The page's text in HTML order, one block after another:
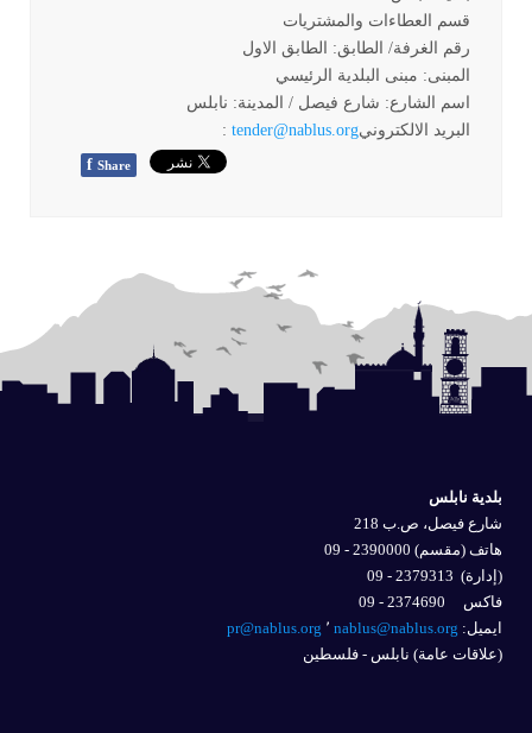
قسم العطاءات والمشتريات
رقم الغرفة/ الطابق: الطابق الاول
المبنى: مبنى البلدية الرئيسي
اسم الشارع: شارع فيصل / المدينة: نابلس
البريد الالكتروني
: tender@nablus.org
f Share
بلدية نابلس
شارع فيصل، ص.ب 218
هاتف (مقسم) 2390000 - 09
(إدارة)
فاكس 2374690 - 09
ايميل: nablus@nablus.org
pr@nablus.org
(علاقات عامة) نابلس - فلسطين